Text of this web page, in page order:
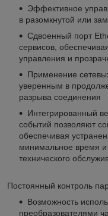
Эффективное
в разомкнутой или
Сдвоенный порт
сервисов,
управления и
Применение
уверенным в
разрыва соединения
Интегрированный
событий позволяют
обеспечивая
минимальное время и
технического
Постоянный контроль
Возможность
преобразователями